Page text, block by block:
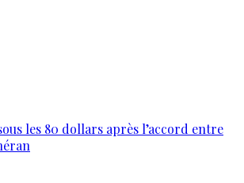
les 80 dollars après l’accord entre